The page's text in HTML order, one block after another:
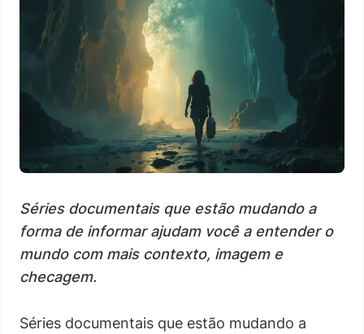
Séries documentais que estão mudando a
forma de informar ajudam você a entender o
mundo com mais contexto, imagem e
checagem.
Séries documentais que estão mudando a